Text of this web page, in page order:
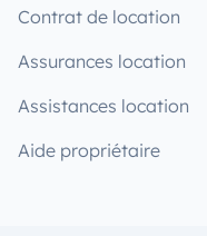
Contrat de location
Assurances location
Assistances location
Aide propriétaire